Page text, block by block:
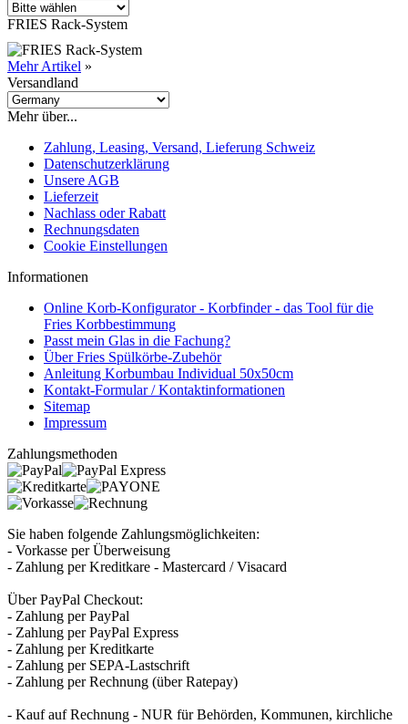
FRIES Rack-System
Mehr Artikel »
Versandland
Mehr über...
Zahlung, Leasing, Versand, Lieferung Schweiz
Datenschutzerklärung
Unsere AGB
Lieferzeit
Nachlass oder Rabatt
Rechnungsdaten
Cookie Einstellungen
Informationen
Online Korb-Konfigurator - Korbfinder - das Tool für die
Fries Korbbestimmung
Passt mein Glas in die Fachung?
Über Fries Spülkörbe-Zubehör
Anleitung Korbumbau Individual 50x50cm
Kontakt-Formular / Kontaktinformationen
Sitemap
Impressum
Zahlungsmethoden
Sie haben folgende Zahlungsmöglichkeiten:
- Vorkasse per Überweisung
- Zahlung per Kreditkare - Mastercard / Visacard
Über PayPal Checkout:
- Zahlung per PayPal
- Zahlung per PayPal Express
- Zahlung per Kreditkarte
- Zahlung per SEPA-Lastschrift
- Zahlung per Rechnung (über Ratepay)
- Kauf auf Rechnung - NUR für Behörden, Kommunen, kirchliche